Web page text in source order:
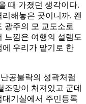
때 가졌던 생각이다.
해놓은 곳이니까. 왠
광주의 모 교도소로
느낌은 여행의 설렘도
우리가 맡기로 한
공불락의 성곽처럼
조망이 처져있고 군데
기실에서 주민등록